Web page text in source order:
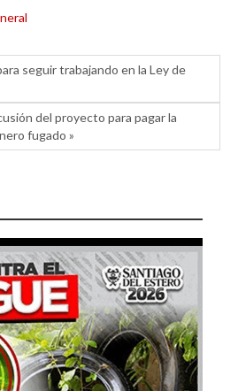
seguir trabajando en la Ley de
del proyecto para pagar la
fugado »